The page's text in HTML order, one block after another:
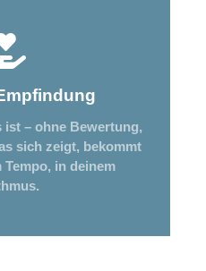
– ohne Bewertung,
sich zeigt, bekommt
Tempo, in deinem